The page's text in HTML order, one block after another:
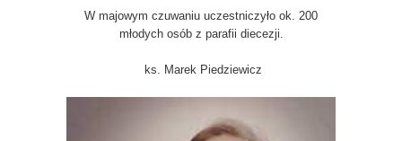
W majowym czuwaniu uczestniczyło ok. 200
młodych osób z parafii diecezji.
ks. Marek Piedziewicz